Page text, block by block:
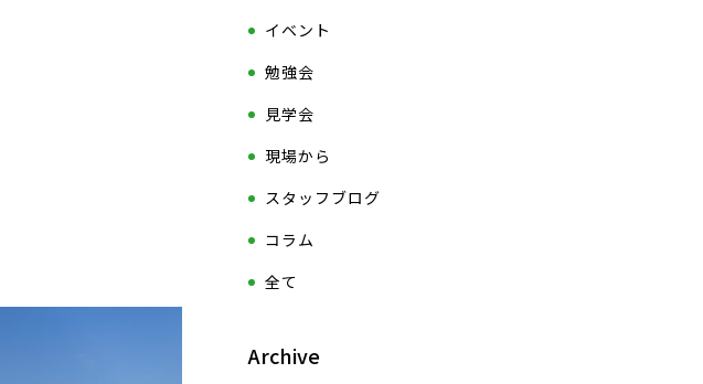
イベント
勉強会
見学会
現場から
スタッフブログ
コラム
全て
Archive